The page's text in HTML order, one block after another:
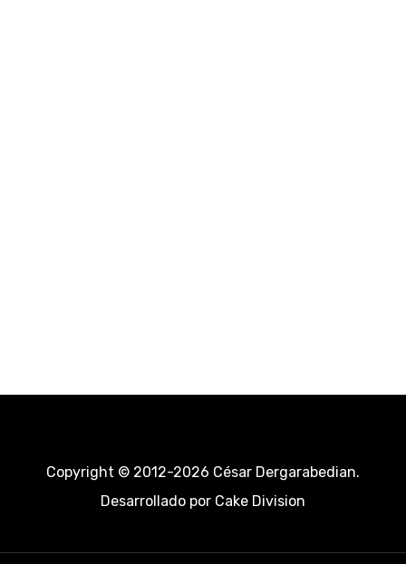
Copyright © 2012-2026 César Dergarabedian.
Desarrollado porCake Division